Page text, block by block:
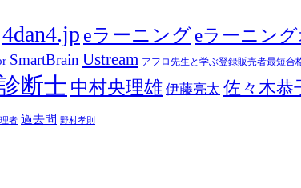
4dan4.jp eラーニング eラーニン
SmartBrain Ustream アフロ先生と学ぶ登録販売者最短合
断士 中村央理雄 伊藤亮太 佐々木恭
者 過去問 野村孝則